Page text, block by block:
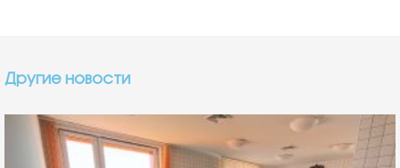
Другие новости